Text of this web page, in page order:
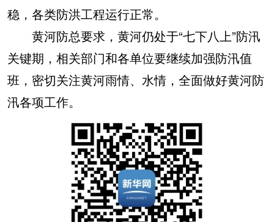
稳，各类防洪工程运行正常。
黄河防总要求，黄河仍处于“七下八上”防汛
关键期，相关部门和各单位要继续加强防汛值
班，密切关注黄河雨情、水情，全面做好黄河防
汛各项工作。